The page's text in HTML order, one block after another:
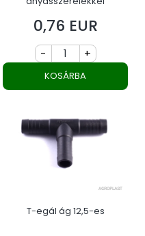
Ár
0,76 EUR
- +
KOSÁRBA
T-egál ág 12,5-es